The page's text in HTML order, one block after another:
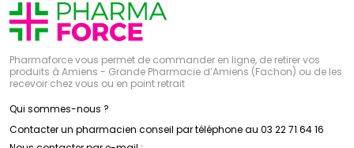
Pharmaforce vous permet de commander en ligne, de retirer vos
produits à Amiens - Grande Pharmacie d’Amiens (Fachon) ou de les
recevoir chez vous ou en point retrait
Qui sommes-nous ?
Contacter un pharmacien conseil par téléphone au 03 22 71 64 16